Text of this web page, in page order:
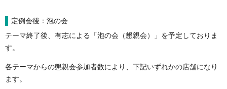
定例会後：泡の会
テーマ終了後、有志による「泡の会（懇親会）」を予定しておりま
す。
各テーマからの懇親会参加者数により、下記いずれかの店舗になり
ます。